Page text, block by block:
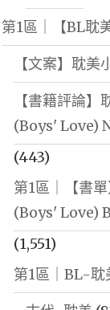
第1區｜【BL耽
【文案】耽美
【書籍評論
(Boys' Love)
(443)
第1區｜【書
(Boys' Love)
(1,551)
第1區｜BL-